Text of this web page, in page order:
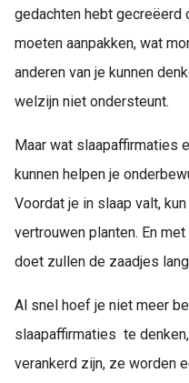
gedachten hebt gecreëerd
moeten aanpakken, wat
anderen van je kunnen
welzijn niet ondersteunt.
Maar wat slaapaffirmaties
kunnen helpen je
Voordat je in slaap valt,
vertrouwen planten. En
doet zullen de zaadjes
Al snel hoef je niet meer
slaapaffirmaties te
verankerd zijn, ze worden